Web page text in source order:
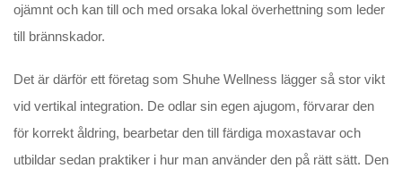
ojämnt och kan till och med orsaka lokal överhettning som leder
till brännskador.
Det är därför ett företag som Shuhe Wellness lägger så stor vikt
vid vertikal integration. De odlar sin egen ajugom, förvarar den
för korrekt åldring, bearbetar den till färdiga moxastavar och
utbildar sedan praktiker i hur man använder den på rätt sätt. Den